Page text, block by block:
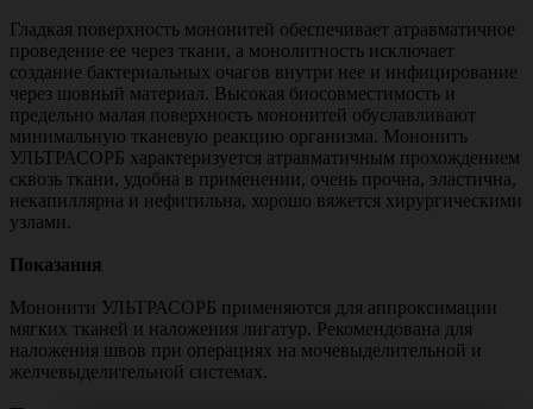
Гладкая поверхность мононитей обеспечивает атравматичное
проведение ее через ткани, а монолитность исключает
создание бактериальных очагов внутри нее и инфицирование
через шовный материал. Высокая биосовместимость и
предельно малая поверхность мононитей обуславливают
минимальную тканевую реакцию организма. Мононить
УЛЬТРАСОРБ характеризуется атравматичным прохождением
сквозь ткани, удобна в применении, очень прочна, эластична,
некапиллярна и нефитильна, хорошо вяжется хирургическими
узлами.
Показания
Мононити УЛЬТРАСОРБ применяются для аппроксимации
мягких тканей и наложения лигатур. Рекомендована для
наложения швов при операциях на мочевыделительной и
желчевыделительной системах.